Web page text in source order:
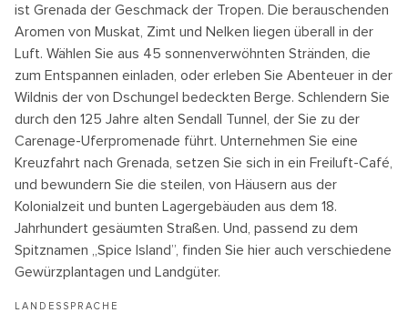
ist Grenada der Geschmack der Tropen. Die berauschenden
Aromen von Muskat, Zimt und Nelken liegen überall in der
Luft. Wählen Sie aus 45 sonnenverwöhnten Stränden, die
zum Entspannen einladen, oder erleben Sie Abenteuer in der
Wildnis der von Dschungel bedeckten Berge. Schlendern Sie
durch den 125 Jahre alten Sendall Tunnel, der Sie zu der
Carenage-Uferpromenade führt. Unternehmen Sie eine
Kreuzfahrt nach Grenada, setzen Sie sich in ein Freiluft-Café,
und bewundern Sie die steilen, von Häusern aus der
Kolonialzeit und bunten Lagergebäuden aus dem 18.
Jahrhundert gesäumten Straßen. Und, passend zu dem
Spitznamen „Spice Island”, finden Sie hier auch verschiedene
Gewürzplantagen und Landgüter.
LANDESSPRACHE